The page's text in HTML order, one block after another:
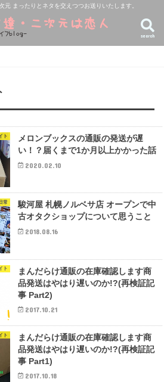
元 まったりとネタを交えつつお送りいたします。
search
ト
メロンブックスの通販の発送が遅
い！？届くまで1か月以上かかった話
2020.02.10
常
駿河屋 札幌ノルベサ店 オープンで中
古オタクショップについて思うこと
2018.08.16
ト
まんだらけ通販の在庫確認します商
品発送はやはり遅いのか!?(再検証記
事 Part2)
2017.10.21
ト
まんだらけ通販の在庫確認します商
品発送はやはり遅いのか!?(再検証記
事 Part1)
2017.10.18